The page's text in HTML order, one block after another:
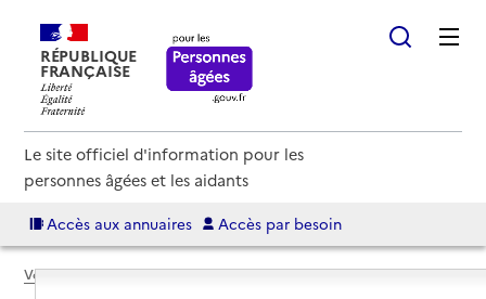
RÉPUBLIQUE
FRANÇAISE
Le site officiel d'information pour les
personnes âgées et les aidants
Accès aux annuaires Accès par besoin
Voir le fil d’Ariane